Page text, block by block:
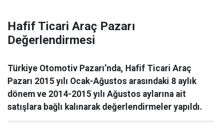
Hafif Ticari Araç Pazarı
Değerlendirmesi
Türkiye Otomotiv Pazarı’nda, Hafif Ticari Araç
Pazarı 2015 yılı Ocak-Ağustos arasındaki 8 aylık
dönem ve 2014-2015 yılı Ağustos aylarına ait
satışlara bağlı kalınarak değerlendirmeler yapıldı.